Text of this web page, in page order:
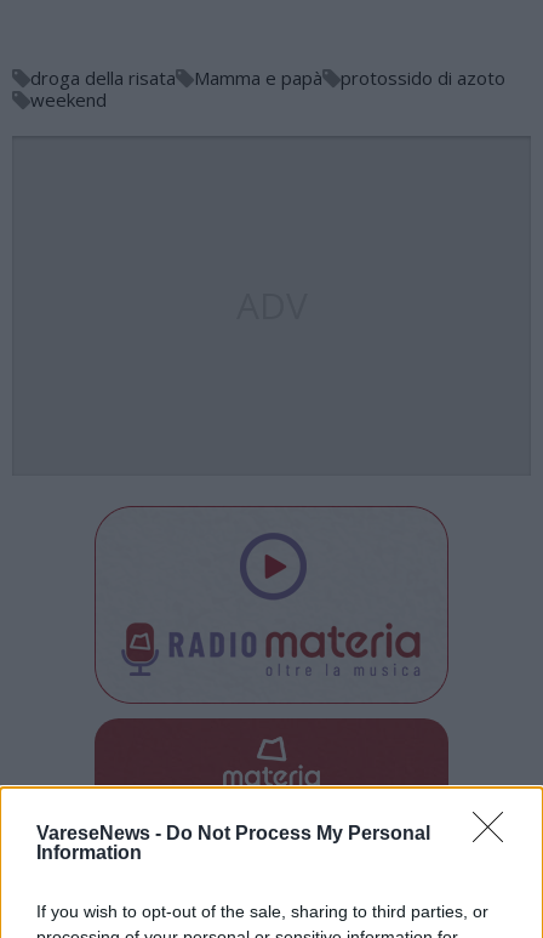
VareseNews - Do Not Process My Personal
Information
If you wish to opt-out of the sale, sharing to third parties, or
droga della risata Mamma e papà
protossido di azoto
weekend
diagosto a Materia
Via Confalonieri, 5 - Castronno